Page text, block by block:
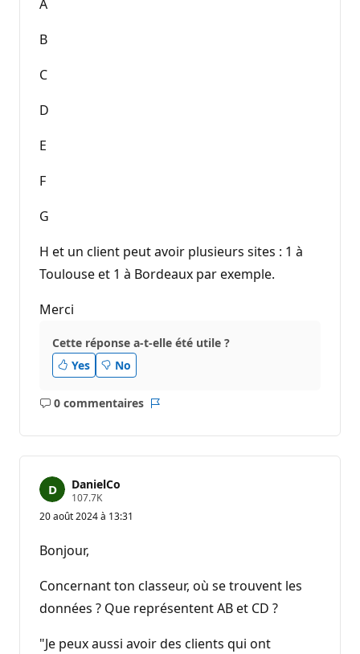
A
B
C
D
E
F
G
H et un client peut avoir plusieurs sites : 1 à
Toulouse et 1 à Bordeaux par exemple.
Merci
Cette réponse a-t-elle été utile ?
Yes
No
0 commentaires
Aucun
DanielCo
107.7KP
o
i
e
r
é
20 août 2024 à 13:31
Bonjour,
Concernant ton classeur, où se trouvent les
données ? Que représentent AB et CD ?
"Je peux aussi avoir des clients qui ont